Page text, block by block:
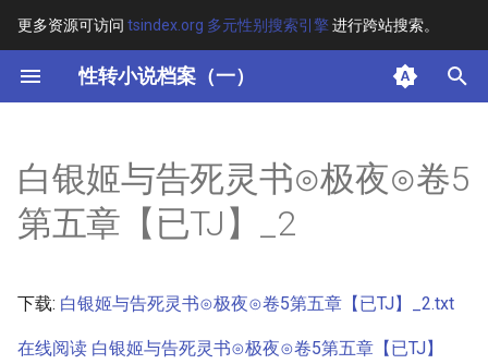
更多资源可访问 tsindex.org 多元性别搜索引擎进行跨站搜索。
性转小说档案（一）
键
开
始
索
其他信息 [Processed Page
Metadata]
白银姬与告死灵书⊙极夜⊙卷5
第五章【已TJ】_2
下载: 白银姬与告死灵书⊙极夜⊙卷5第五章【已TJ】_2.txt
在线阅读 白银姬与告死灵书⊙极夜⊙卷5第五章【已TJ】